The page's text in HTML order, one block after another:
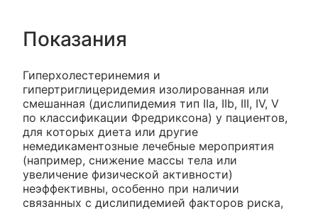
Показания
Гиперхолестеринемия и
гипертриглицеридемия изолированная или
смешанная (дислипидемия тип IIа, IIb, III, IV, V
по классификации Фредриксона) у пациентов,
для которых диета или другие
немедикаментозные лечебные мероприятия
(например, снижение массы тела или
увеличение физической активности)
неэффективны, особенно при наличии
связанных с дислипидемией факторов риска,